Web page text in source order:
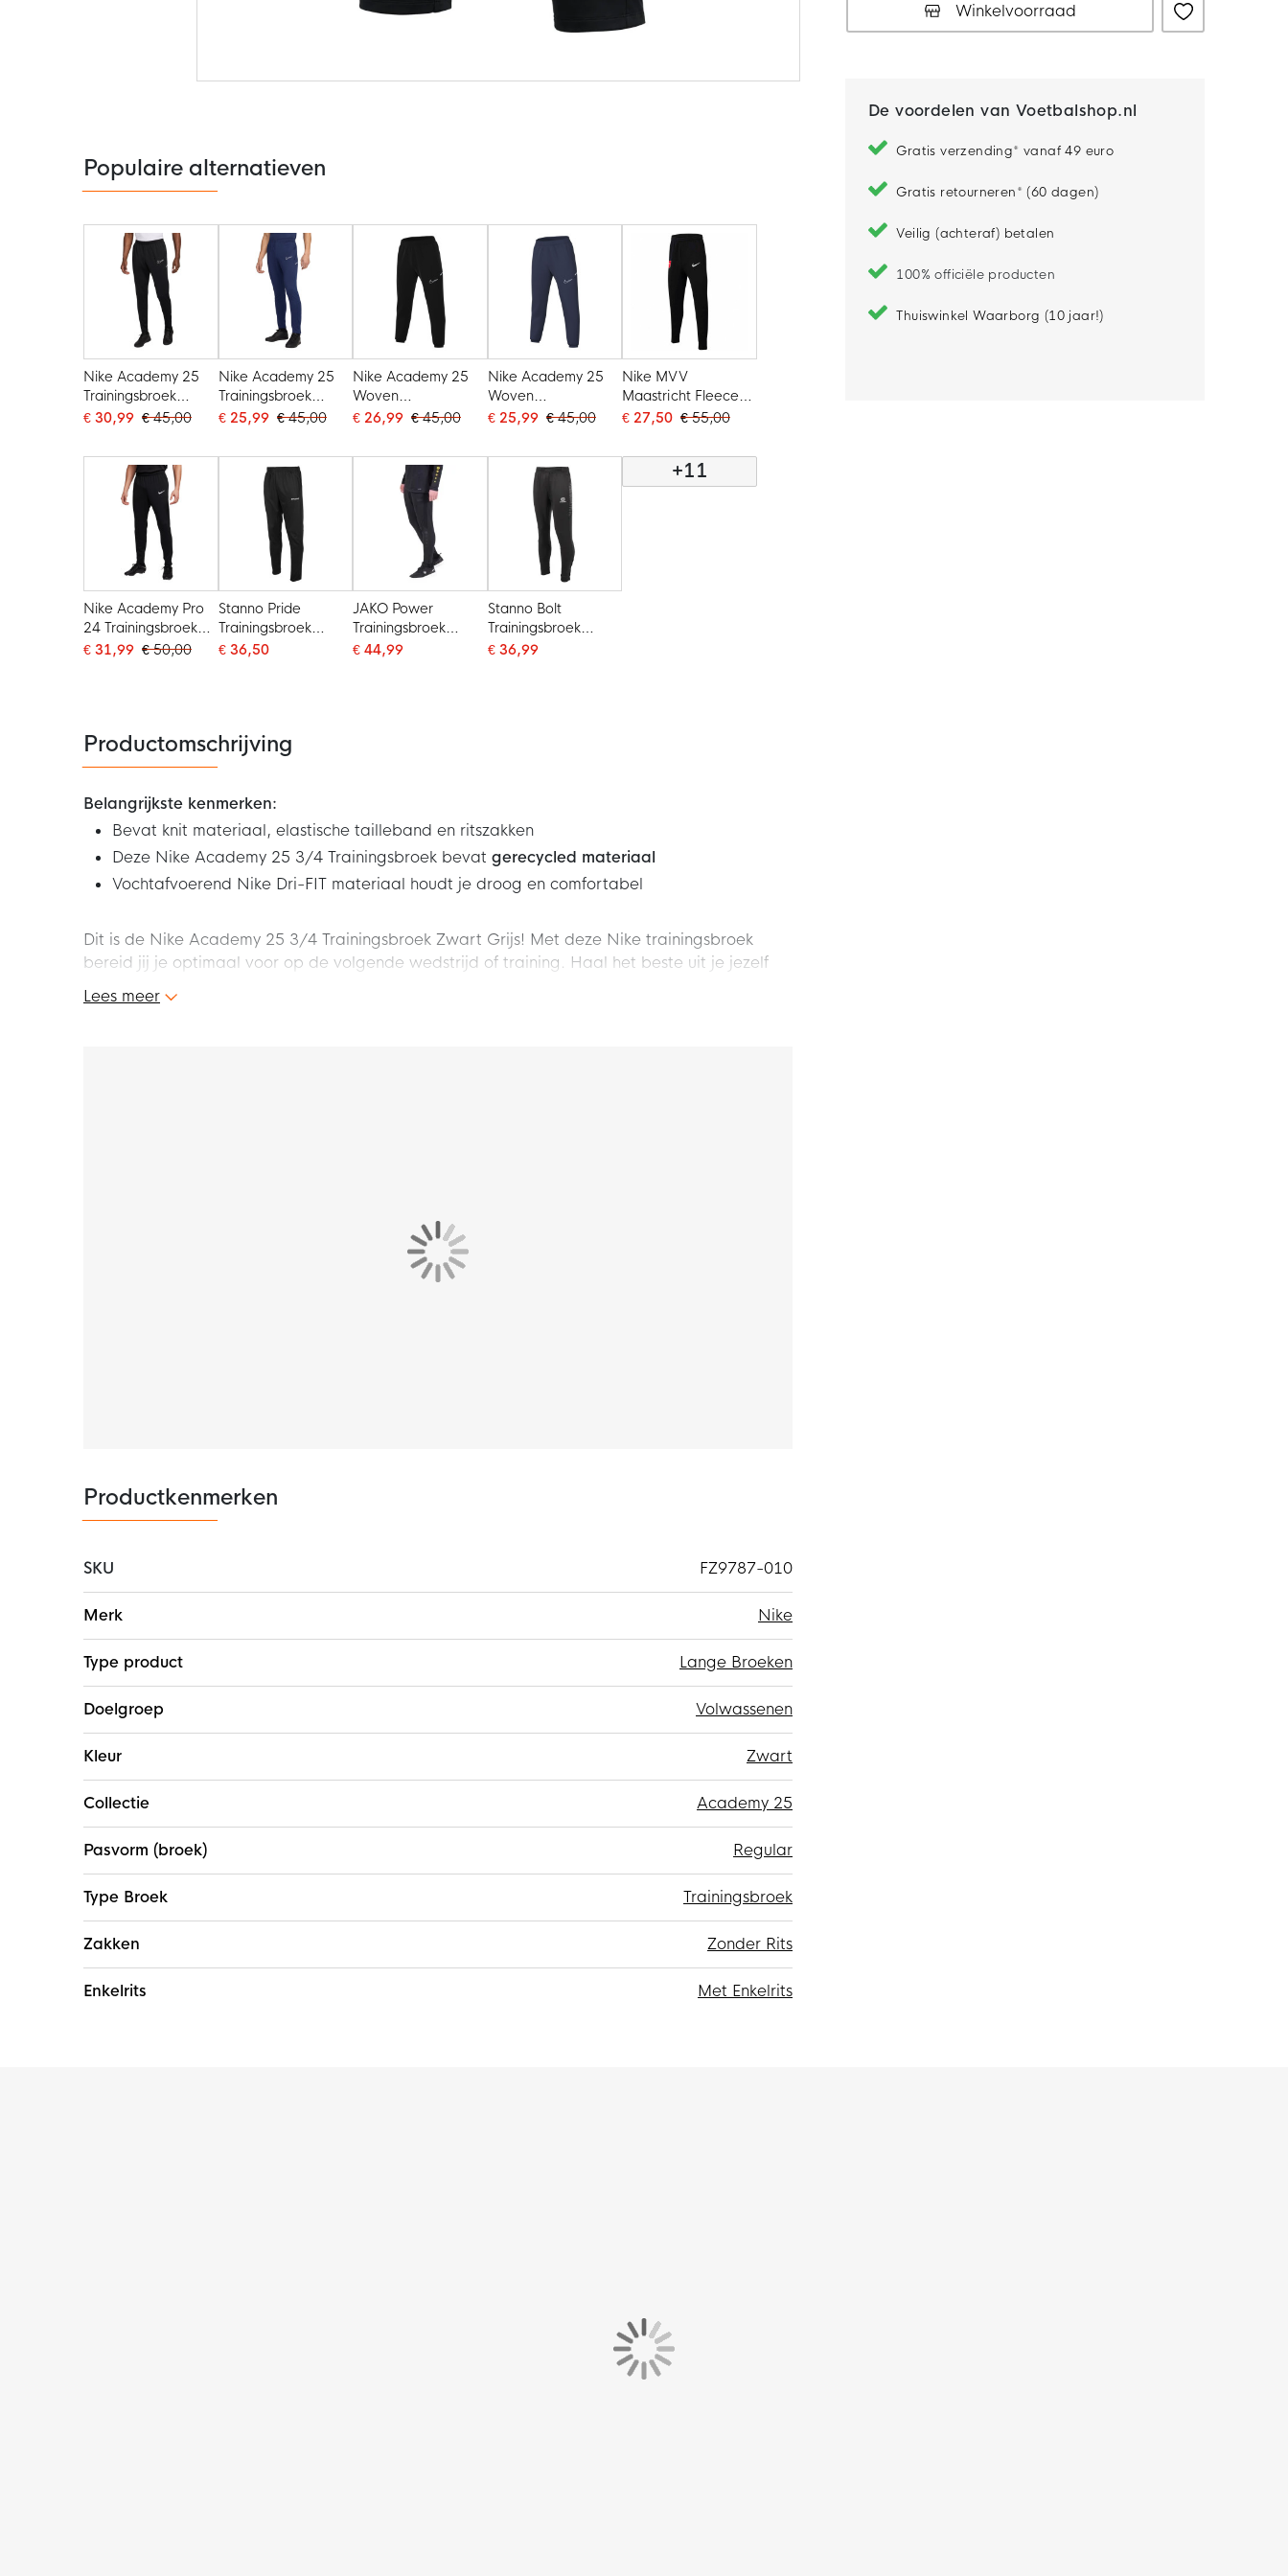
de
afbeeldingen-
gallerij
Winkelvoorraad
De voordelen van Voetbalshop.nl
Gratis verzending* vanaf 49 euro
Gratis retourneren* (60 dagen)
Veilig (achteraf) betalen
100% officiële producten
Thuiswinkel Waarborg (10 jaar!)
Populaire alternatieven
Nike Academy 25
Trainingsbroek
Zwart Wit
€ 30,99 € 45,00
Nike Academy 25
Trainingsbroek
Donkerblauw Wit
€ 25,99 € 45,00
Nike Academy 25
Woven
Trainingsbroek
€ 26,99 € 45,00
Nike Academy 25
Woven
Trainingsbroek
€ 25,99 € 45,00
Nike MVV
Maastricht Fleece
Trainingsbroek
€ 27,50 € 55,00
Nike Academy Pro
24 Trainingsbroek
Zwart Wit
€ 31,99 € 50,00
Stanno Pride
Trainingsbroek
Zwart
€ 36,50
JAKO Power
Trainingsbroek
Zwart
€ 44,99
Stanno Bolt
Trainingsbroek
Zwart
€ 36,99
+11
Productomschrijving
Belangrijkste kenmerken:
Bevat knit materiaal, elastische tailleband en ritszakken
Deze Nike Academy 25 3/4 Trainingsbroek bevat gerecycled materiaal
Vochtafvoerend Nike Dri-FIT materiaal houdt je droog en comfortabel
Dit is de Nike Academy 25 3/4 Trainingsbroek Zwart Grijs! Met deze Nike trainingsbroek
bereid jij je optimaal voor op de volgende wedstrijd of training. Haal het beste uit je jezelf
met de Nike Academy 25 3/4 trainingsbroek!
De Nike trainingsbroek is gemaakt van 100% polyester, waarvan minstens 75% bestaat uit
gerecycled materiaal. De Nike Dri-FIT technologie voert zweet weg van je huid voor snellere
Lees meer
Productkenmerken
SKU
FZ9787-010
informatie
Merk Nike
Type product Lange Broeken
Doelgroep Volwassenen
Kleur Zwart
Collectie Academy 25
Pasvorm (broek) Regular
Type Broek Trainingsbroek
Zakken Zonder Rits
Enkelrits Met Enkelrits